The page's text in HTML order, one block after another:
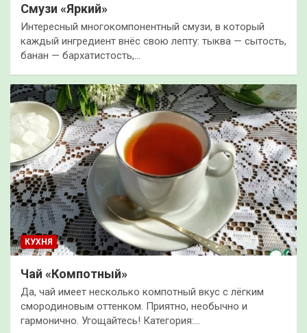
Смузи «Яркий»
Интересный многокомпонентный смузи, в который
каждый ингредиент внёс свою лепту: тыква — сытость,
банан — бархатистость,…
КУХНЯ
Чай «Компотный»
Да, чай имеет несколько компотный вкус с лёгким
смородиновым оттенком. Приятно, необычно и
гармонично. Угощайтесь! Категория:…